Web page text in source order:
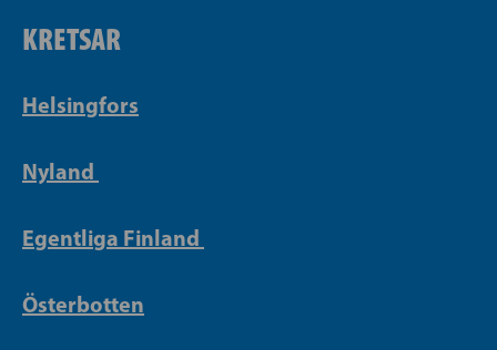
KRETSAR
Helsingfors
Nyland
Egentliga Finland
Österbotten